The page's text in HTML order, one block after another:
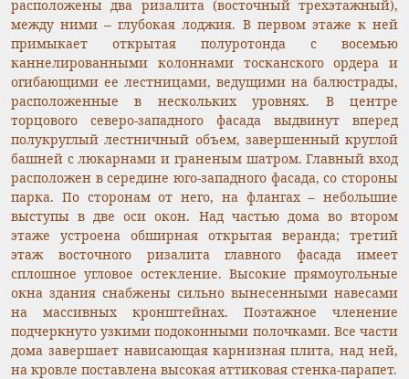
расположены два ризалита (восточный трехэтажный),
между ними – глубокая лоджия. В первом этаже к ней
примыкает открытая полуротонда с восемью
каннелированными колоннами тосканского ордера и
огибающими ее лестницами, ведущими на балюстрады,
расположенные в нескольких уровнях. В центре
торцового северо-западного фасада выдвинут вперед
полукруглый лестничный объем, завершенный круглой
башней с люкарнами и граненым шатром. Главный вход
расположен в середине юго-западного фасада, со стороны
парка. По сторонам от него, на флангах – небольшие
выступы в две оси окон. Над частью дома во втором
этаже устроена обширная открытая веранда; третий
этаж восточного ризалита главного фасада имеет
сплошное угловое остекление. Высокие прямоугольные
окна здания снабжены сильно вынесенными навесами
на массивных кронштейнах. Поэтажное членение
подчеркнуто узкими подоконными полочками. Все части
дома завершает нависающая карнизная плита, над ней,
на кровле поставлена высокая аттиковая стенка-парапет.